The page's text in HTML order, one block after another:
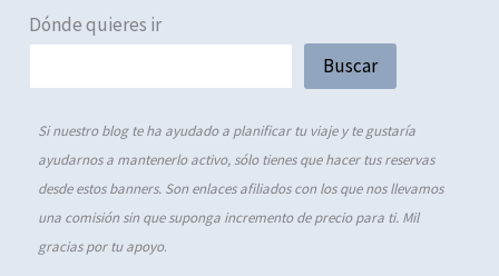
Dónde quieres ir
Buscar
Si nuestro blog te ha ayudado a planificar tu viaje y te gustaría
ayudarnos a mantenerlo activo, sólo tienes que hacer tus reservas
desde estos banners. Son enlaces afiliados con los que nos llevamos
una comisión sin que suponga incremento de precio para ti. Mil
gracias por tu apoyo.